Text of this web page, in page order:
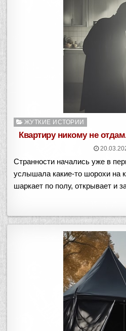
Опубликовано
ЖУТКИЕ ИСТОРИИ
Квартиру никому не
Странности начались уже в
услышала какие-то шорохи на
шаркает по полу, открывает и